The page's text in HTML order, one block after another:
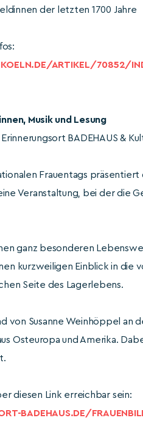
der letzten 1700 Jahre
ARTIKEL/70852/
Musik und Lesung
BADEHAUS &
Frauentags
Veranstaltung, bei der die
ganz besonderen
kurzweiligen Einblick in
Seite des Lagerlebens.
von Susanne Weinhöppel
Osteuropa und Amerika.
diesen Link erreichbar sein:
BADEHAUS.DE/